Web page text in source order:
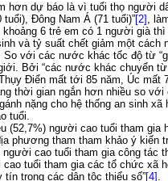
hơn dự báo là vì tuổi thọ người
Đông Nam Á (71 tuổi)”[2] ,
6 trẻ em có 1 người già thì
và tỷ suất chết giảm một cách
với các nước khác tốc độ từ
Bởi “các nước khác chuyển
Điển mất tới 85 năm, Úc mất
thời gian ngắn hơn nhiều so với
nặng cho hệ thống an sinh xã
tuổi.
(52,7%) người cao tuổi tham gia
phương tham tham khảo ý kiến
cao tuổi tham gia công tác
cao tuổi tham gia các tổ chức xã
trong các dân tộc thiểu số”[4] .